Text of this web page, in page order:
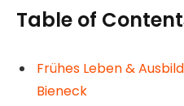
Table of
Frühes Leben &
Bieneck